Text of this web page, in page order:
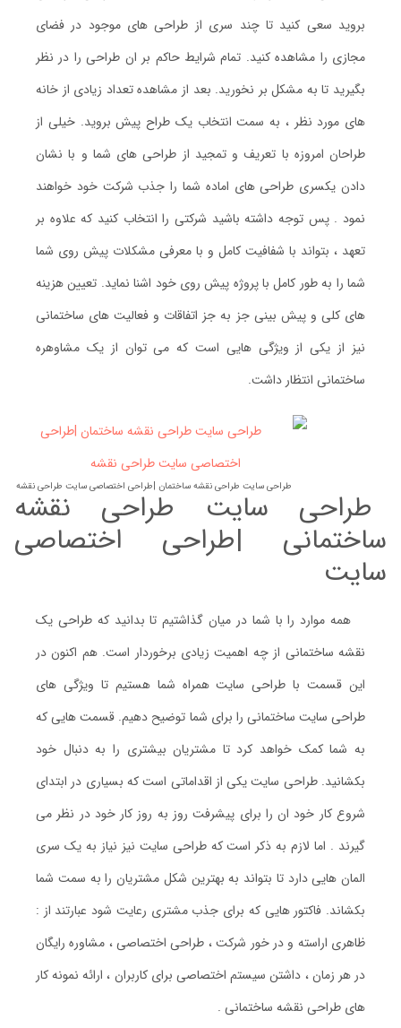
بروید سعی کنید تا چند سری از طراحی های موجود در فضای
مجازی را مشاهده کنید. تمام شرایط حاکم بر ان طراحی را در نظر
بگیرید تا به مشکل بر نخورید. بعد از مشاهده تعداد زیادی از خانه
های مورد نظر ، به سمت انتخاب یک طراح پیش بروید. خیلی از
طراحان امروزه با تعریف و تمجید از طراحی های شما و با نشان
دادن یکسری طراحی های اماده شما را جذب شرکت خود خواهند
نمود . پس توجه داشته باشید شرکتی را انتخاب کنید که علاوه بر
تعهد ، بتواند با شفافیت کامل و با معرفی مشکلات پیش روی شما
شما را به طور کامل با پروژه پیش روی خود اشنا نماید. تعیین هزینه
های کلی و پیش بینی جز به جز اتفاقات و فعالیت های ساختمانی
نیز از یکی از ویژگی هایی است که می توان از یک مشاوهره
ساختمانی انتظار داشت.
طراحی سایت طراحی نقشه ساختمان |طراحی اختصاصی سایت طراحی نقشه
طراحی سایت طراحی نقشه
ساختمانی |طراحی اختصاصی
سایت
همه موارد را با شما در میان گذاشتیم تا بدانید که طراحی یک
نقشه ساختمانی از چه اهمیت زیادی برخوردار است. هم اکنون در
این قسمت با طراحی سایت همراه شما هستیم تا ویژگی های
طراحی سایت ساختمانی را برای شما توضیح دهیم. قسمت هایی که
به شما کمک خواهد کرد تا مشتریان بیشتری را به دنبال خود
بکشانید. طراحی سایت یکی از اقداماتی است که بسیاری در ابتدای
شروع کار خود ان را برای پیشرفت روز به روز کار خود در نظر می
گیرند . اما لازم به ذکر است که طراحی سایت نیز نیاز به یک سری
المان هایی دارد تا بتواند به بهترین شکل مشتریان را به سمت شما
بکشاند. فاکتور هایی که برای جذب مشتری رعایت شود عبارتند از :
ظاهری اراسته و در خور شرکت ، طراحی اختصاصی ، مشاوره رایگان
در هر زمان ، داشتن سیستم اختصاصی برای کاربران ، ارائه نمونه کار
های طراحی نقشه ساختمانی .